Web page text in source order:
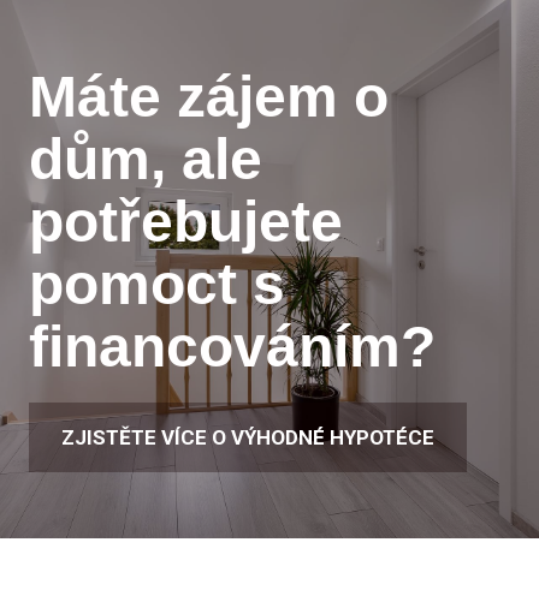
Máte zájem o
dům, ale
potřebujete
pomocts
financováním?
ZJISTĚTE VÍCE O VÝHODNÉ HYPOTÉCE